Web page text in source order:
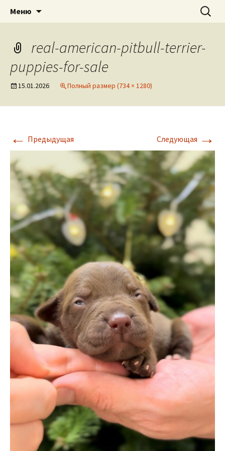
DOGNIK BULLS
American pitbull terrier kennel DOGNIK
BULLS Europe. ADBA registered. APBT
puppies for sale. Worldwide shipping
Меню Найти:
real-american-pitbull-terrier-
puppies-for-sale
15.01.2026 Полный размер (734 × 1280)
← Предыдущая Следующая →